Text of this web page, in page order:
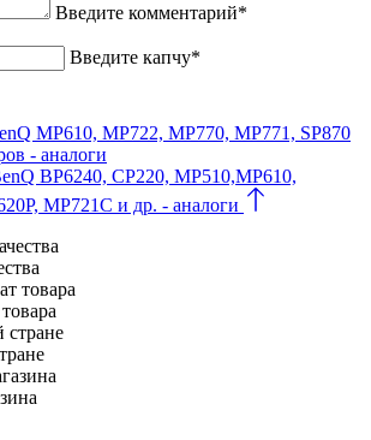
Введите комментарий*
Введите капчу*
MP610, MP722, MP770, MP771, SP870
- аналоги
BP6240, CP220, MP510,MP610,
MP721C и др. - аналоги